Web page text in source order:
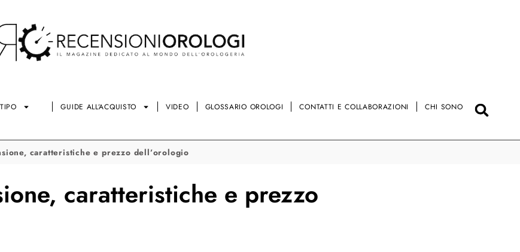
GUIDE ALL’ACQUISTO VIDEO GLOSSARIO OROLOGI CONTATTI E COLLABORAZIONI CHI SONO
caratteristiche e prezzo dell’orologio
caratteristiche e prezzo